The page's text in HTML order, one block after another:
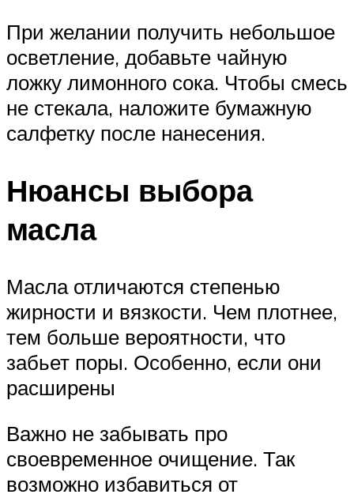
При желании получить небольшое
осветление, добавьте чайную
ложку лимонного сока. Чтобы смесь
не стекала, наложите бумажную
салфетку после нанесения.
Нюансы выбора
масла
Масла отличаются степенью
жирности и вязкости. Чем плотнее,
тем больше вероятности, что
забьет поры. Особенно, если они
расширены
Важно не забывать про
своевременное очищение. Так
возможно избавиться от